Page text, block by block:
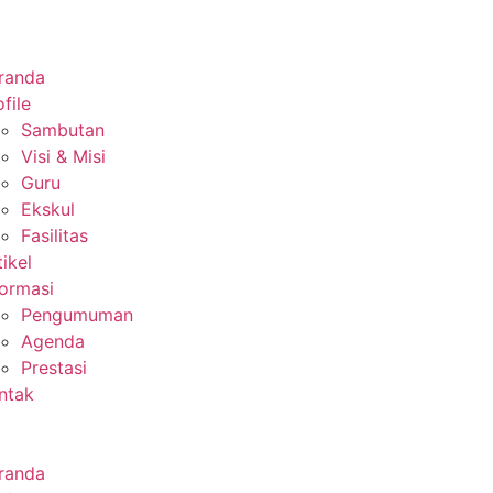
Sambutan
Visi & Misi
Guru
Ekskul
Fasilitas
Pengumuman
Agenda
Prestasi